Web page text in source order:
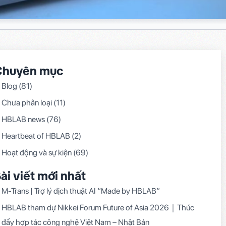
mục
Blog (81)
Chưa phân loại (11)
HBLAB news (76)
Heartbeat of HBLAB (2)
Hoạt động và sự kiện (69)
viết mới nhất
M-Trans | Trợ lý dịch thuật AI “Made by HBLAB”
HBLAB tham dự Nikkei Forum Future of Asia 2026｜Thúc
đẩy hợp tác công nghệ Việt Nam – Nhật Bản